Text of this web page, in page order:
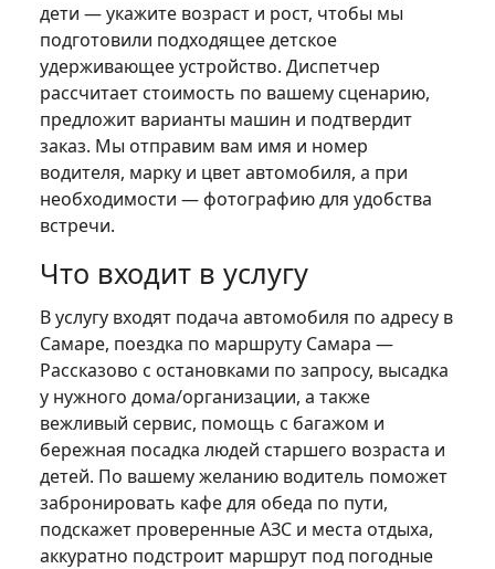
дети — укажите возраст и рост, чтобы мы
подготовили подходящее детское
удерживающее устройство. Диспетчер
рассчитает стоимость по вашему сценарию,
предложит варианты машин и подтвердит
заказ. Мы отправим вам имя и номер
водителя, марку и цвет автомобиля, а при
необходимости — фотографию для удобства
встречи.
Что входит в услугу
В услугу входят подача автомобиля по адресу в
Самаре, поездка по маршруту Самара —
Рассказово с остановками по запросу, высадка
у нужного дома/организации, а также
вежливый сервис, помощь с багажом и
бережная посадка людей старшего возраста и
детей. По вашему желанию водитель поможет
забронировать кафе для обеда по пути,
подскажет проверенные АЗС и места отдыха,
аккуратно подстроит маршрут под погодные